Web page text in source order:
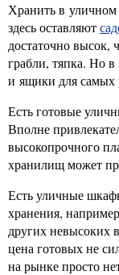
Хранить в
здесь оставляют
достаточно высок,
грабли, тяпка. Но
и ящики для самых
Есть готовые
Вполне
высокопрочного
хранилищ может
Есть уличные
хранения,
других невысоких
цена готовых не
на рынке просто